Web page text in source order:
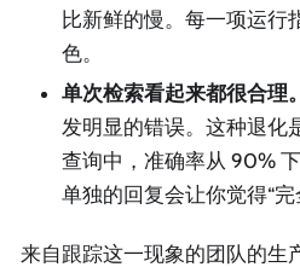
比新鲜的慢。每一项运行
色。
单次检索看起来都很合理。
发明显的错误。这种退化
查询中，准确率从 90%
单独的回复会让你觉得“完
来自跟踪这一现象的团队的生